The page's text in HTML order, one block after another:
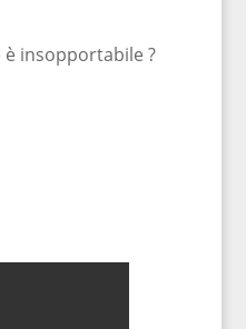
è insopportabile ?